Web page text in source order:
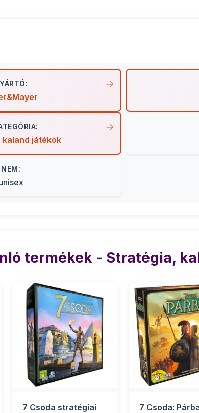
játékok
NEM:
termékek - Stratégia,
7 Csoda stratégiai
7 Csoda: